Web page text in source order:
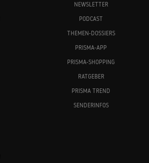
NEWSLETTER
PODCAST
THEMEN-DOSSIERS
PRISMA-APP
PRISMA-SHOPPING
RATGEBER
PRISMA TREND
SENDERINFOS